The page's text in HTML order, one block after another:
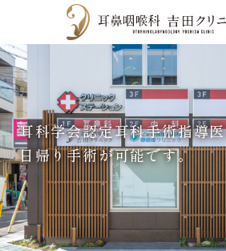
耳科学会認定耳科手術指導医
日帰り手術が可能です。